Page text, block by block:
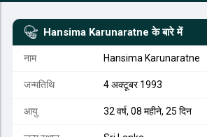
Hansima Karunaratne के बारे में
नाम Hansima Karunaratne
जन्मतिथि 4 अक्टूबर 1993
आयु 32 वर्ष, 08 महीने, 25 दिन